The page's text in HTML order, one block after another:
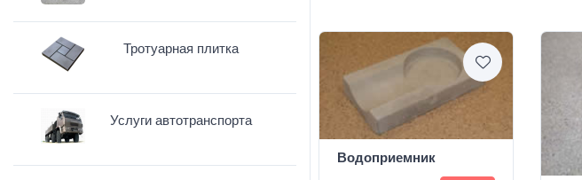
Водоприемник
Тротуарная плитка
Услуги автотранспорта